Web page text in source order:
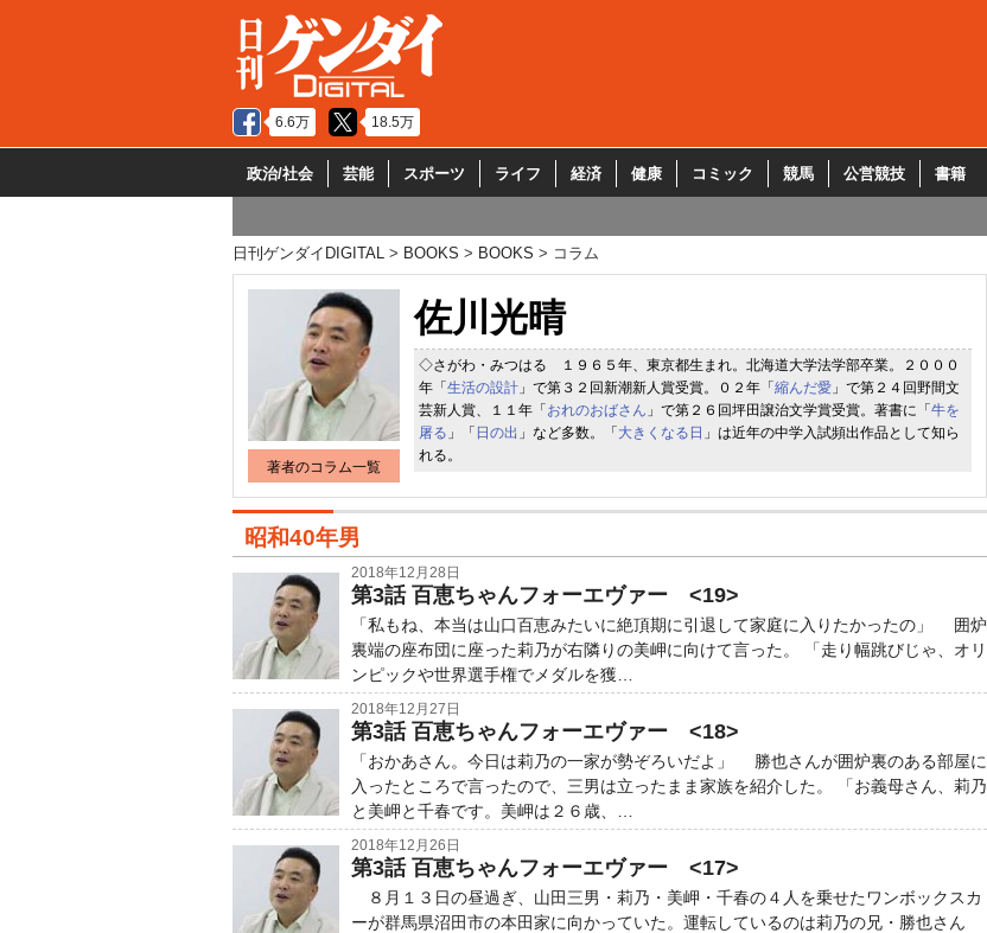
6.6万 18.5万
政治/社会 芸能 スポーツ ライフ 経済 健康 コミック 競馬 公営競技 書籍
日刊ゲンダイDIGITAL BOOKS BOOKS コラム
著者のコラム一覧
佐川光晴
◇さがわ・みつはる １９６５年、東京都生まれ。北海道大学法学部卒業。２０００
年「 生活の設計 」で第３２回新潮新人賞受賞。０２年「 縮んだ愛 」で第２４回野間文
芸新人賞、１１年「 おれのおばさん 」で第２６回坪田譲治文学賞受賞。著書に「 牛を
屠る 」「 日の出 」など多数。「 大きくなる日 」は近年の中学入試頻出作品として知ら
れる。
昭和40年男
2018年12月28日
第3話 百恵ちゃんフォーエヴァー <19>
「私もね、本当は山口百恵みたいに絶頂期に引退して家庭に入りたかったの」 囲炉
裏端の座布団に座った莉乃が右隣りの美岬に向けて言った。 「走り幅跳びじゃ、オリ
ンピックや世界選手権でメダルを獲…
2018年12月27日
第3話 百恵ちゃんフォーエヴァー <18>
「おかあさん。今日は莉乃の一家が勢ぞろいだよ」 勝也さんが囲炉裏のある部屋に
入ったところで言ったので、三男は立ったまま家族を紹介した。 「お義母さん、莉乃
と美岬と千春です。美岬は２６歳、…
2018年12月26日
第3話 百恵ちゃんフォーエヴァー <17>
８月１３日の昼過ぎ、山田三男・莉乃・美岬・千春の４人を乗せたワンボックスカ
ーが群馬県沼田市の本田家に向かっていた。運転しているのは莉乃の兄・勝也さん